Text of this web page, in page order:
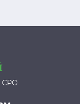
СРО